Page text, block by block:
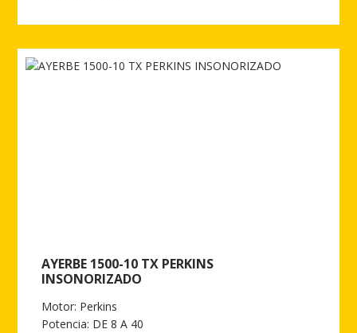
AYERBE 1500-10 TX PERKINS
INSONORIZADO
Motor: Perkins
Potencia: DE 8 A 40